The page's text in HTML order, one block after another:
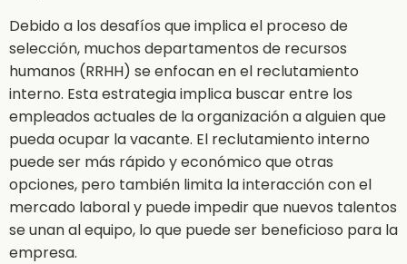
Debido a los desafíos que implica el proceso de
selección, muchos departamentos de recursos
humanos (RRHH) se enfocan en el reclutamiento
interno. Esta estrategia implica buscar entre los
empleados actuales de la organización a alguien que
pueda ocupar la vacante. El reclutamiento interno
puede ser más rápido y económico que otras
opciones, pero también limita la interacción con el
mercado laboral y puede impedir que nuevos talentos
se unan al equipo, lo que puede ser beneficioso para la
empresa.